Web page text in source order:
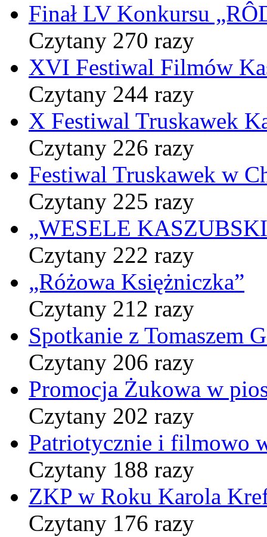
Finał LV Konkursu
Czytany 270 razy
XVI Festiwal Filmów
Czytany 244 razy
X Festiwal Truskawek
Czytany 226 razy
Festiwal Truskawek w
Czytany 225 razy
„WESELE
Czytany 222 razy
„Różowa Księżniczka”
Czytany 212 razy
Spotkanie z Tomaszem
Czytany 206 razy
Promocja Żukowa w
Czytany 202 razy
Patriotycznie i filmowo
Czytany 188 razy
ZKP w Roku Karola
Czytany 176 razy